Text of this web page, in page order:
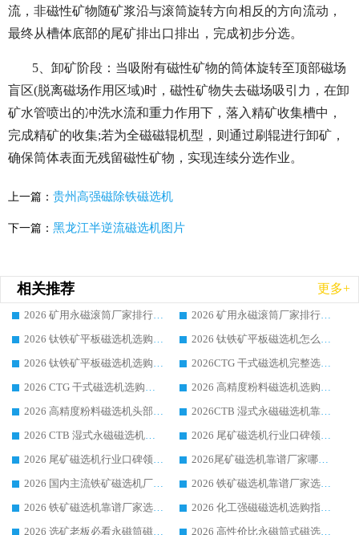
流，非磁性矿物随矿浆沿与滚筒旋转方向相反的方向流动，
最终从槽体底部的尾矿排出口排出，完成初步分选。
5、卸矿阶段：当吸附有磁性矿物的筒体旋转至顶部磁场
盲区(脱离磁场作用区域)时，磁性矿物失去磁场吸引力，在卸
矿水管喷出的冲洗水流和重力作用下，落入精矿收集槽中，
完成精矿的收集;若为全磁磁辊机型，则通过刷辊进行卸矿，
确保筒体表面无残留磁性矿物，实现连续分选作业。
上一篇： 贵州高强磁除铁磁选机
下一篇： 黑龙江半逆流磁选机图片
相关推荐 更多+
2026 矿用永磁滚筒厂家排行榜选购干货指南 行业口碑标杆华体会手机网页版-华体会(中国) 实力出众
2026 矿用永磁滚筒厂家排行榜选购指南，行业口碑领域强者华体会手机网页版-华体会(中国)
2026 钛铁矿平板磁选机选购全攻略 市场公认优质品牌厂家实力排行榜
2026 钛铁矿平板磁选机怎么选 靠谱生产企业实力排行榜选购参考攻略
2026 钛铁矿平板磁选机选购指南 行业口碑优选品牌生产企业实力排行榜
2026CTG 干式磁选机完整选购指南 行业口碑顶尖靠谱生产龙头厂家实力推荐
2026 CTG 干式磁选机选购指南|行业口碑靠谱生产厂家领域强者推荐
2026 高精度粉料磁选机选购全攻略 行业优质品牌华体会手机网页版-华体会(中国) 实力深度解析
2026 高精度粉料磁选机头部厂家选购指南 行业口碑靠谱品牌推荐 领域强者华体会手机网页版-华体会(中国) 解析
2026CTB 湿式永磁磁选机靠谱厂家实力排行榜 铁矿选矿设备采购全流程选购指南
2026 CTB 湿式永磁磁选机选购指南|行业口碑良好品牌推荐，领域强者华体会手机网页版-华体会(中国)
2026 尾矿磁选机行业口碑领域强者，源头直供国内主流厂家华体会手机网页版-华体会(中国) 一站式服务
2026 尾矿磁选机行业口碑领域强者，源头直供国内主流厂家华体会手机网页版-华体会(中国) 一站式服务
2026尾矿磁选机靠谱厂家哪家好 行业口碑领域强者华体会手机网页版-华体会(中国) 推荐
2026 国内主流铁矿磁选机厂家选购指南|行业口碑好品牌推荐，领域强者华体会手机网页版-华体会(中国)
2026 铁矿磁选机靠谱厂家选购全攻略 行业标杆华体会手机网页版-华体会(中国) 设备性价比出众
2026 铁矿磁选机靠谱厂家选购指南，领域强者华体会手机网页版-华体会(中国) 铁矿磁选机性价比高
2026 化工强磁磁选机选购指南 5 家行业口碑靠谱厂家领域强者推荐
2026 选矿老板必看永磁筒磁选机推荐 行业头部品牌口碑设备选购全攻略
2026 高性价比永磁筒式磁选机品牌盘点 行业强者口碑实测选购完整指南